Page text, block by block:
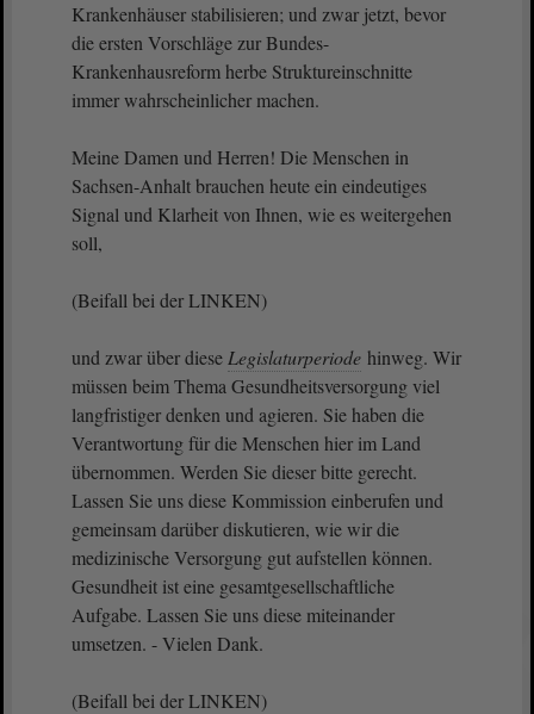
Krankenhäuser stabilisieren; und zwar jetzt, bevor
die ersten Vorschläge zur Bundes-
Krankenhausreform herbe Struktureinschnitte
immer wahrscheinlicher machen.
Meine Damen und Herren! Die Menschen in
Sachsen-Anhalt brauchen heute ein eindeutiges
Signal und Klarheit von Ihnen, wie es weitergehen
soll,
(Beifall bei der LINKEN)
und zwar über diese Legislaturperiode hinweg. Wir
müssen beim Thema Gesundheitsversorgung viel
langfristiger denken und agieren. Sie haben die
Verantwortung für die Menschen hier im Land
übernommen. Werden Sie dieser bitte gerecht.
Lassen Sie uns diese Kommission einberufen und
gemeinsam darüber diskutieren, wie wir die
medizinische Versorgung gut aufstellen können.
Gesundheit ist eine gesamtgesellschaftliche
Aufgabe. Lassen Sie uns diese miteinander
umsetzen. - Vielen Dank.
(Beifall bei der LINKEN)